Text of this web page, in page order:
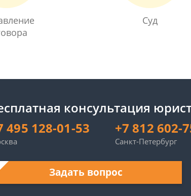
Суд
консультация
495 128-01-53
+7 812 602-
Санкт-Петербург
Задать вопрос